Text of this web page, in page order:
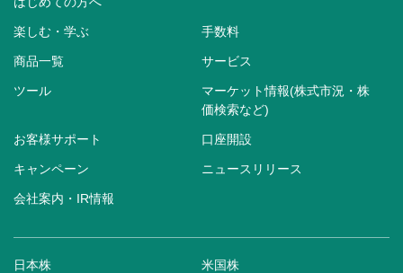
楽しむ・学ぶ 手数料
商品一覧 サービス
ツール
マーケット情報(株式市況・株
価検索など)
お客様サポート 口座開設
キャンペーン ニュースリリース
会社案内・IR情報
日本株 米国株